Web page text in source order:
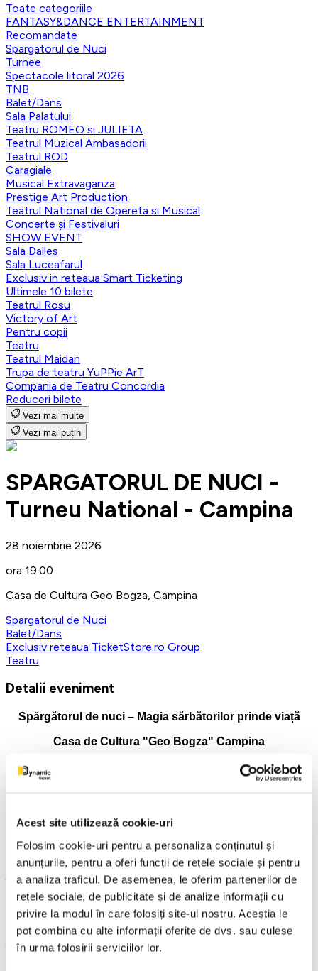
Acest site utilizează cookie-uri
Folosim cookie-uri pentru a personaliza conținutul și
anunțurile, pentru a oferi funcții de rețele sociale și pentru
a analiza traficul. De asemenea, le oferim partenerilor de
rețele sociale, de publicitate și de analize informații cu
privire la modul în care folosiți site-ul nostru. Aceștia le
pot combina cu alte informații oferite de dvs. sau culese
în urma folosirii serviciilor lor.
Toate categoriile
FANTASY&DANCE ENTERTAINMENT
Recomandate
Spargatorul de Nuci
Turnee
Spectacole litoral 2026
TNB
Balet/Dans
Sala Palatului
Teatru ROMEO si JULIETA
Teatrul Muzical Ambasadorii
Teatrul ROD
Caragiale
Musical Extravaganza
Prestige Art Production
Teatrul National de Opereta si Musical
Concerte și Festivaluri
SHOW EVENT
Sala Dalles
Sala Luceafarul
Exclusiv in reteaua Smart Ticketing
Ultimele 10 bilete
Teatrul Rosu
Victory of Art
Pentru copii
Teatru
Teatrul Maidan
Trupa de teatru YuPPie ArT
Compania de Teatru Concordia
Reduceri bilete
Vezi mai multe
Vezi mai puțin
SPARGATORUL DE NUCI -
Turneu National - Campina
28 noiembrie 2026
ora 19:00
Casa de Cultura Geo Bogza, Campina
Spargatorul de Nuci
Balet/Dans
Exclusiv reteaua TicketStore.ro Group
Teatru
Detalii eveniment
Spărgătorul de nuci – Magia sărbătorilor prinde viață
Casa de Cultura "Geo Bogza" Campina
Unul dintre cele mai iubite balete din lume, Spărgătorul de
nuci, revine pe scenă într-o producție spectaculoasă, plină
de culoare, emoție și eleganță. Pe data de 28 noiembrie
2026, începând cu ora 19:00, la Casa de Cultura Geo Bogza,
publicul este invitat să trăiască magia iernii urmărind cel mai
îndrăgit spectacol de balet al sezonului. Pe muzica
inconfundabilă a lui Piotr Ilici Ceaikovski, povestea Clarei și
a Prințului Spărgător prinde viață într-un univers de basm,
unde dansul și imaginația se împletesc armonios.
În lunile noiembrie și decembrie, publicul din România este